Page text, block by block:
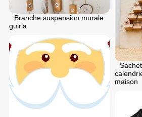
Branche suspension murale
guirla
maison